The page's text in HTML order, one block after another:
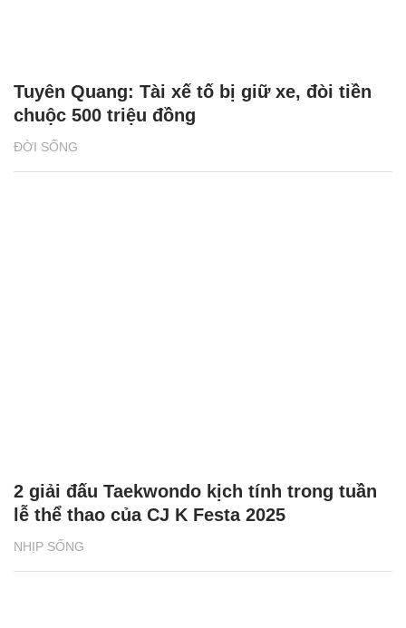
ĐỜI SỐNG
Tuyên Quang: Tài xế tố bị giữ xe, đòi tiền
chuộc 500 triệu đồng
NHỊP SỐNG
2 giải đấu Taekwondo kịch tính trong tuần
lễ thể thao của CJ K Festa 2025